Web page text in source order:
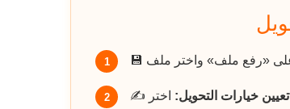
1 💾
2 ✍️ تعيين خيارات التحويل: